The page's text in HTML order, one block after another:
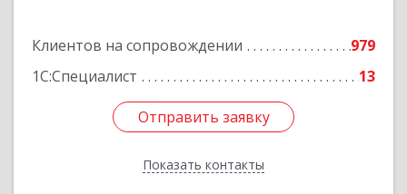
Клиентов на сопровождении
979
1С:Специалист
13
Отправить заявку
Показать контакты
Подробнее
Отправить заявку
Назад